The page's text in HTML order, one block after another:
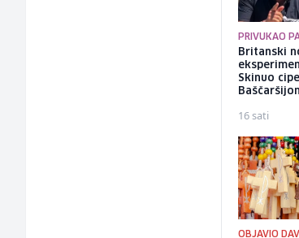
PRIVUKAO
Britanski
Skinuo
16 sati
OBJAVIO